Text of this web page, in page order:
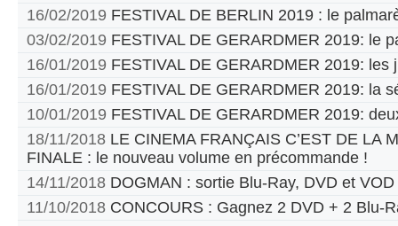
16/02/2019 FESTIVAL DE BERLIN 2019 : le
03/02/2019 FESTIVAL DE GERARDMER 2019: le
16/01/2019 FESTIVAL DE GERARDMER 2019: les
16/01/2019 FESTIVAL DE GERARDMER 2019: la
10/01/2019 FESTIVAL DE GERARDMER 2019:
18/11/2018 LE CINEMA FRANÇAIS C’EST DE LA
FINALE : le nouveau volume en précommande !
14/11/2018 DOGMAN : sortie Blu-Ray, DVD et VOD
11/10/2018 CONCOURS : Gagnez 2 DVD + 2 Blu-